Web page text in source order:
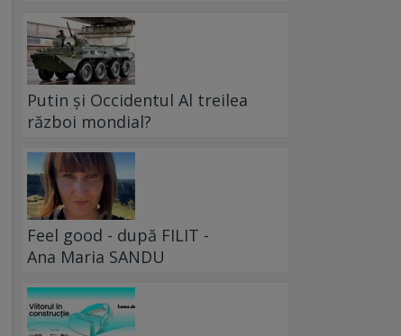
Putin și Occidentul Al treilea
război mondial?
Feel good - după FILIT -
Ana Maria SANDU